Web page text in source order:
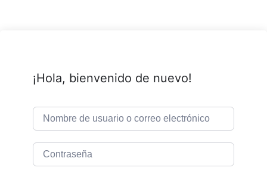
¡Hola, bienvenido de nuevo!